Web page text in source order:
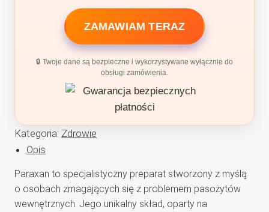
ZAMAWIAM TERAZ
🔒 Twoje dane są bezpieczne i wykorzystywane wyłącznie do
obsługi zamówienia.
Kategoria: Zdrowie
Opis
Paraxan to specjalistyczny preparat stworzony z myślą
o osobach zmagających się z problemem pasożytów
wewnętrznych. Jego unikalny skład, oparty na